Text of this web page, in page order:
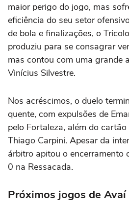
maior perigo do jogo, mas
eficiência do seu setor
de bola e finalizações, o
produziu para se consagrar
mas contou com uma grande
Vinícius Silvestre.
Nos acréscimos, o duelo
quente, com expulsões de
pelo Fortaleza, além do
Thiago Carpini. Apesar da
árbitro apitou o encerramento
0 na Ressacada.
Próximos jogos de Avaí